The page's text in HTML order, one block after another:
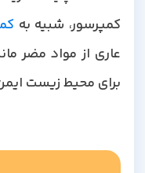
کمپرسور، شبیه به
عاری از مواد مضر
برای محیط زیست ایمن تر